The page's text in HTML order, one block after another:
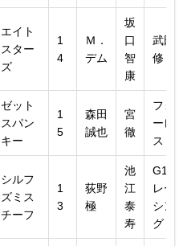
エイト
スター
ズ
1
4
Ｍ．
デム
坂
口
智
康
武田
修
ゼット
スパン
キー
1
5
森田
誠也
宮
徹
フォ
ーレ
スト
シルフ
ズミス
チーフ
1
3
荻野
極
池
江
泰
寿
G1
レー
シン
グ